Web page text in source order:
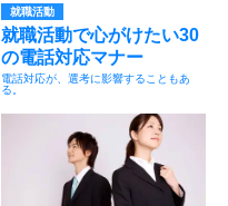
就職活動
就職活動で心がけたい30
の電話対応マナー
電話対応が、選考に影響することもあ
る。